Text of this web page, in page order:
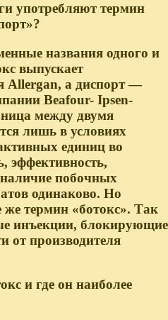
употребляют термин
названия одного и
выпускает
Allergan, а диспорт —
Beafour- Ipsen-
между двумя
лишь в условиях
единиц во
эффективность,
наличие побочных
одинаково. Но
же термин «ботокс». Так
инъекции, блокирующие
от производителя
и где он наиболее